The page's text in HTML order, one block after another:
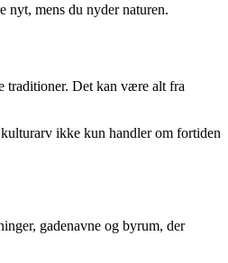
nyt, mens du nyder naturen.
traditioner. Det kan være alt fra
ikke kun handler om fortiden
gadenavne og byrum, der